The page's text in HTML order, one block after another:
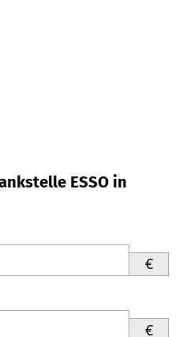
ESSO in
€
€